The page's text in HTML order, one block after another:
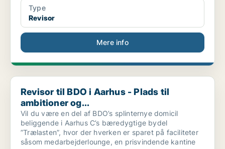
Type
Revisor
Mere info
Revisor til BDO i Aarhus - Plads til ambitioner og...
Revisor til BDO i Aarhus - Plads til
ambitioner og...
Vil du være en del af BDO’s splinternye domicil
beliggende i Aarhus C’s bæredygtige bydel
”Trælasten”, hvor der hverken er sparet på faciliteter
såsom medarbejderlounge, en prisvindende kantine